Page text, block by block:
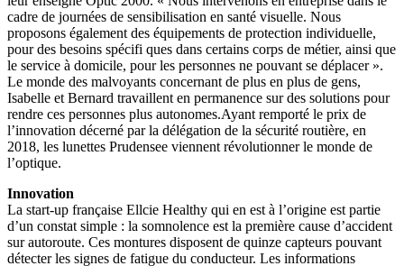
cadre de journées de sensibilisation en santé visuelle. Nous
proposons également des équipements de protection individuelle,
pour des besoins spécifi ques dans certains corps de métier, ainsi que
le service à domicile, pour les personnes ne pouvant se déplacer ».
Le monde des malvoyants concernant de plus en plus de gens,
Isabelle et Bernard travaillent en permanence sur des solutions pour
rendre ces personnes plus autonomes.Ayant remporté le prix de
l’innovation décerné par la délégation de la sécurité routière, en
2018, les lunettes Prudensee viennent révolutionner le monde de
l’optique.
Innovation
La start-up française Ellcie Healthy qui en est à l’origine est partie
d’un constat simple : la somnolence est la première cause d’accident
sur autoroute. Ces montures disposent de quinze capteurs pouvant
détecter les signes de fatigue du conducteur. Les informations